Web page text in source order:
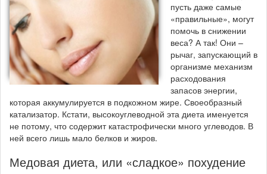
пусть даже самые
«правильные», могут
помочь в снижении
веса? А так! Они –
рычаг, запускающий в
организме механизм
расходования
запасов энергии,
которая аккумулируется в подкожном жире. Своеобразный
катализатор. Кстати, высокоуглеводной эта диета именуется
не потому, что содержит катастрофически много углеводов. В
ней всего лишь мало белков и жиров.
Медовая диета, или «сладкое» похудение